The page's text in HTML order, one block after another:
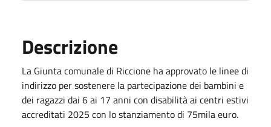
Descrizione
La Giunta comunale di Riccione ha approvato le linee di
indirizzo per sostenere la partecipazione dei bambini e
dei ragazzi dai 6 ai 17 anni con disabilità ai centri estivi
accreditati 2025 con lo stanziamento di 75mila euro.